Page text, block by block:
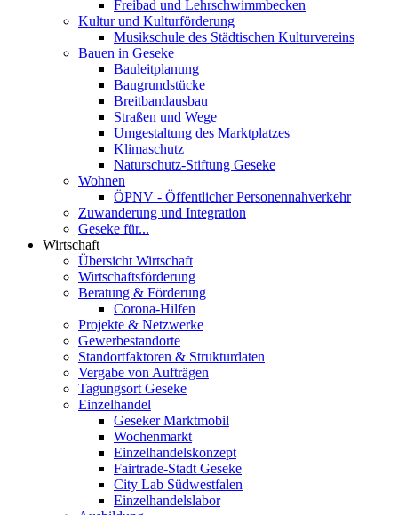
Freibad und Lehrschwimmbecken
Kultur und Kulturförderung
Musikschule des Städtischen Kulturvereins
Bauen in Geseke
Bauleitplanung
Baugrundstücke
Breitbandausbau
Straßen und Wege
Umgestaltung des Marktplatzes
Klimaschutz
Naturschutz-Stiftung Geseke
Wohnen
ÖPNV - Öffentlicher Personennahverkehr
Zuwanderung und Integration
Geseke für...
Wirtschaft
Übersicht Wirtschaft
Wirtschaftsförderung
Beratung & Förderung
Corona-Hilfen
Projekte & Netzwerke
Gewerbestandorte
Standortfaktoren & Strukturdaten
Vergabe von Aufträgen
Tagungsort Geseke
Einzelhandel
Geseker Marktmobil
Wochenmarkt
Einzelhandelskonzept
Fairtrade-Stadt Geseke
City Lab Südwestfalen
Einzelhandelslabor